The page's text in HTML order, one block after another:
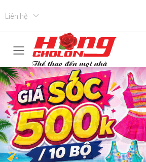
Liên hệ
Toggle mobile menu